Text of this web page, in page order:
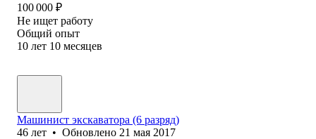
100 000 ₽
Не ищет работу
Общий опыт
10 лет 10 месяцев
Машинист экскаватора (6 разряд)
46 лет • Обновлено 21 мая 2017